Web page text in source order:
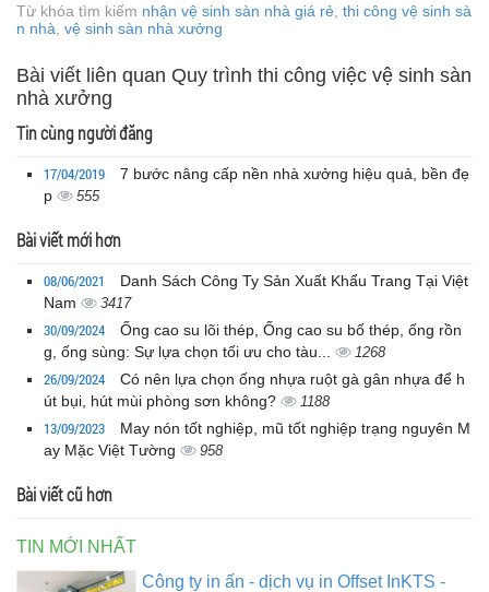
Từ khóa tìm kiếm nhận vệ sinh sàn nhà giá rẻ thi công vệ sinh sà
n nhà vệ sinh sàn nhà xưởng
Bài viết liên quan Quy trình thi công việc vệ sinh sàn
nhà xưởng
Tin cùng người đăng
17/04/2019
7 bước nâng cấp nền nhà xưởng hiệu quả, bền đẹ
p
555
Bài viết mới hơn
08/06/2021
Danh Sách Công Ty Sản Xuất Khẩu Trang Tại Việt
Nam
3417
30/09/2024
Ống cao su lõi thép, Ống cao su bố thép, ống rồn
g, ống sùng: Sự lựa chọn tối ưu cho tàu...
1268
26/09/2024
Có nên lựa chọn ống nhựa ruột gà gân nhựa để h
út bụi, hút mùi phòng sơn không?
1188
13/09/2023
May nón tốt nghiệp, mũ tốt nghiệp trạng nguyên M
ay Mặc Việt Tường
958
Bài viết cũ hơn
TIN MỚI NHẤT
Công ty in ấn - dịch vụ in Offset InKTS -